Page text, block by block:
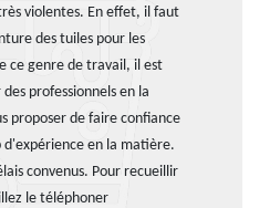
violentes. En effet, il faut
des tuiles pour les
ce genre de travail, il est
professionnels en la
proposer de faire confiance
d'expérience en la matière.
convenus. Pour recueillir
le téléphoner